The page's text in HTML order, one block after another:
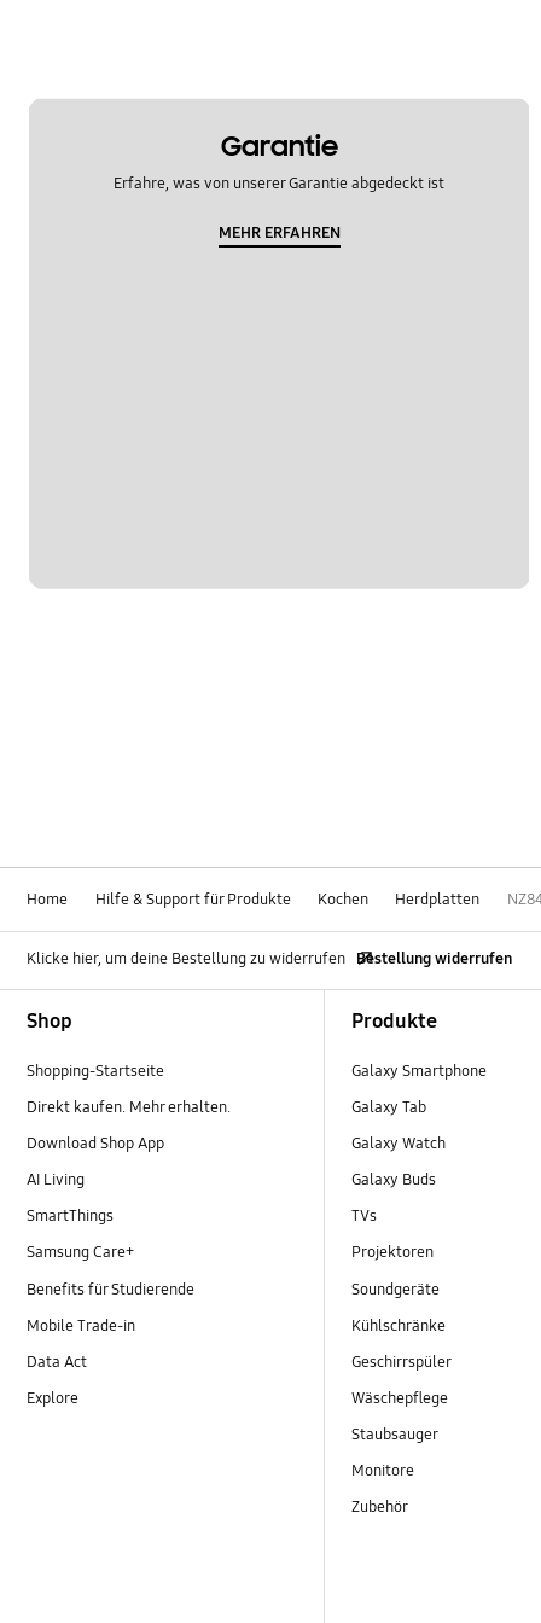
Garantie
Erfahre, was von unserer Garantie abgedeckt ist
MEHR ERFAHREN
Home Hilfe & Support für Produkte Kochen Herdplatten
Klicke hier, um deine Bestellung zu widerrufen Bestellung widerrufen
Shop
Shopping-Startseite
Direkt kaufen. Mehr erhalten.
Download Shop App
AI Living
SmartThings
Samsung Care+
Benefits für Studierende
Mobile Trade-in
Data Act
Explore
Produkte
Galaxy Smartphone
Galaxy Tab
Galaxy Watch
Galaxy Buds
TVs
Projektoren
Soundgeräte
Kühlschränke
Geschirrspüler
Wäschepflege
Staubsauger
Monitore
Zubehör